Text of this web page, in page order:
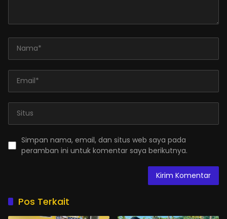
Simpan nama, email, dan situs web saya pada
peramban ini untuk komentar saya berikutnya.
Pos Terkait